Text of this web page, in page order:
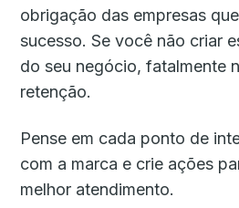
obrigação das empresas
sucesso. Se você não criar
do seu negócio, fatalmente
retenção.
Pense em cada ponto de
com a marca e crie ações
melhor atendimento.